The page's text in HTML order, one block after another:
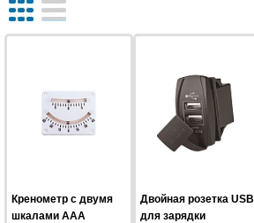
Кренометр с двумя
шкалами AAA
Двойная розетка USB
для зарядки